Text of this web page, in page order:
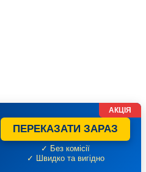
ПЕРЕКАЗАТИ ЗАРАЗ
✓ Без комісії
✓ Швидко та вигідно
АКЦІЯ